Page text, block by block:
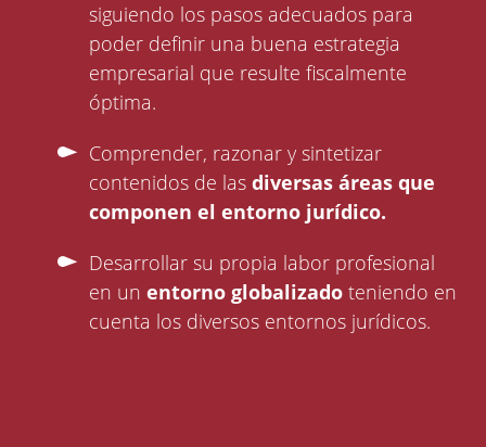
siguiendo los pasos adecuados para
poder definir una buena estrategia
empresarial que resulte fiscalmente
óptima.
Comprender, razonar y sintetizar
contenidos de lasdiversas áreas que
componen el entorno jurídico.
Desarrollar su propia labor profesional
en un entorno globalizado teniendo en
cuenta los diversos entornos jurídicos.